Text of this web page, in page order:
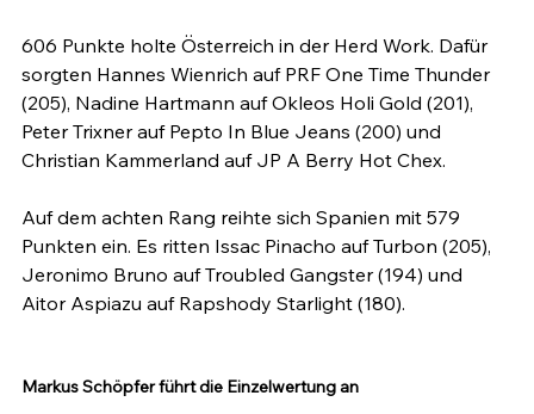
606 Punkte holte Österreich in der Herd Work. Dafür
sorgten Hannes Wienrich auf PRF One Time Thunder
(205), Nadine Hartmann auf Okleos Holi Gold (201),
Peter Trixner auf Pepto In Blue Jeans (200) und
Christian Kammerland auf JP A Berry Hot Chex.
Auf dem achten Rang reihte sich Spanien mit 579
Punkten ein. Es ritten Issac Pinacho auf Turbon (205),
Jeronimo Bruno auf Troubled Gangster (194) und
Aitor Aspiazu auf Rapshody Starlight (180).
Markus Schöpfer führt die Einzelwertung an